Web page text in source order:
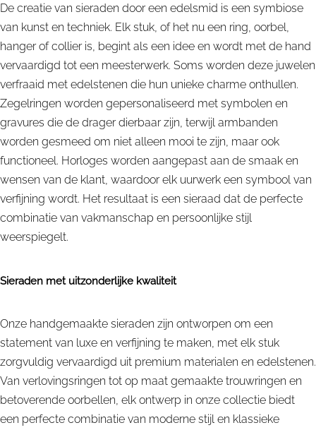
De creatie van sieraden door een edelsmid is een symbiose
van kunst en techniek. Elk stuk, of het nu een ring, oorbel,
hanger of collier is, begint als een idee en wordt met de hand
vervaardigd tot een meesterwerk. Soms worden deze juwelen
verfraaid met edelstenen die hun unieke charme onthullen.
Zegelringen worden gepersonaliseerd met symbolen en
gravures die de drager dierbaar zijn, terwijl armbanden
worden gesmeed om niet alleen mooi te zijn, maar ook
functioneel. Horloges worden aangepast aan de smaak en
wensen van de klant, waardoor elk uurwerk een symbool van
verfijning wordt. Het resultaat is een sieraad dat de perfecte
combinatie van vakmanschap en persoonlijke stijl
weerspiegelt.
Sieraden met uitzonderlijke kwaliteit
Onze handgemaakte sieraden zijn ontworpen om een
statement van luxe en verfijning te maken, met elk stuk
zorgvuldig vervaardigd uit premium materialen en edelstenen.
Van verlovingsringen tot op maat gemaakte trouwringen en
betoverende oorbellen, elk ontwerp in onze collectie biedt
een perfecte combinatie van moderne stijl en klassieke